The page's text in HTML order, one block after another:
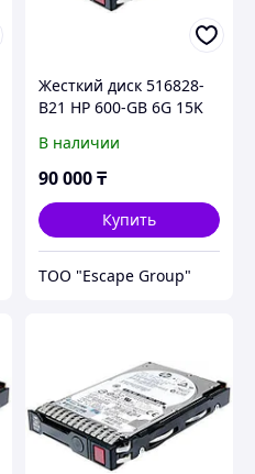
Жесткий диск 516828-
B21 HP 600-GB 6G 15K
В наличии
90 000₸
Купить
ТОО "Escape Group"